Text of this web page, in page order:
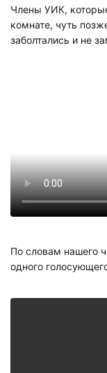
Члены УИК,
комнате, чуть
заболтались и не
По словам нашего
одного